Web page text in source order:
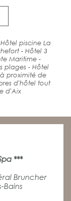
piscine La
- Hôtel 3
Maritime -
plages - Hôtel
proximité de
d'hôtel tout
d'Aix
***
Bruncher
Bains